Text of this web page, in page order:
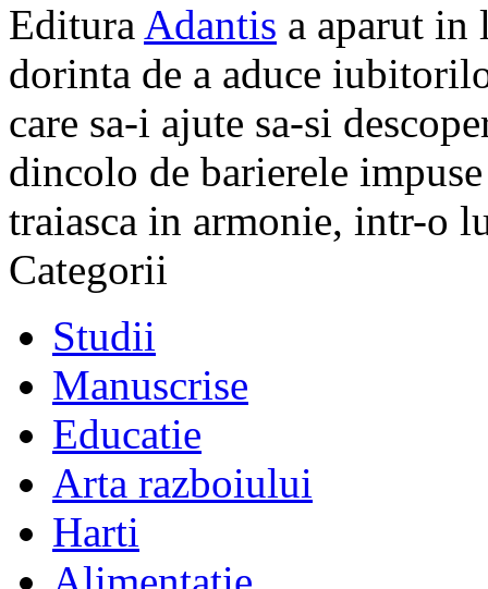
Editura Adantis a aparut in
dorinta de a aduce
care sa-i ajute sa-si
dincolo de barierele
traiasca in armonie, intr-o
Categorii
Studii
Manuscrise
Educatie
Arta razboiului
Harti